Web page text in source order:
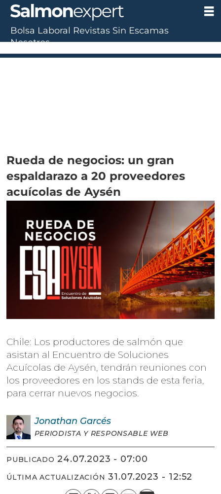
Rueda de negocios: un gran
espaldarazo a 20 proveedores
acuícolas de Aysén
Chile: Los productores de salmón que
asistan al Encuentro de Soluciones
Acuícolas de Aysén, tendrán reuniones con
los proveedores en los stands de esta feria,
para cerrar nuevos negocios.
Jonathan Garcés
PERIODISTA Y RESPONSABLE WEB
PUBLICADO 24.07.2023 - 07:00
ÚLTIMA ACTUALIZACIÓN 31.07.2023 - 12:52
Bolsa Laboral Revistas Sin Escamas
Nosotros